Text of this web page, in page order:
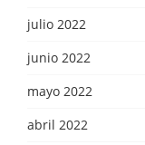
julio 2022
junio 2022
mayo 2022
abril 2022